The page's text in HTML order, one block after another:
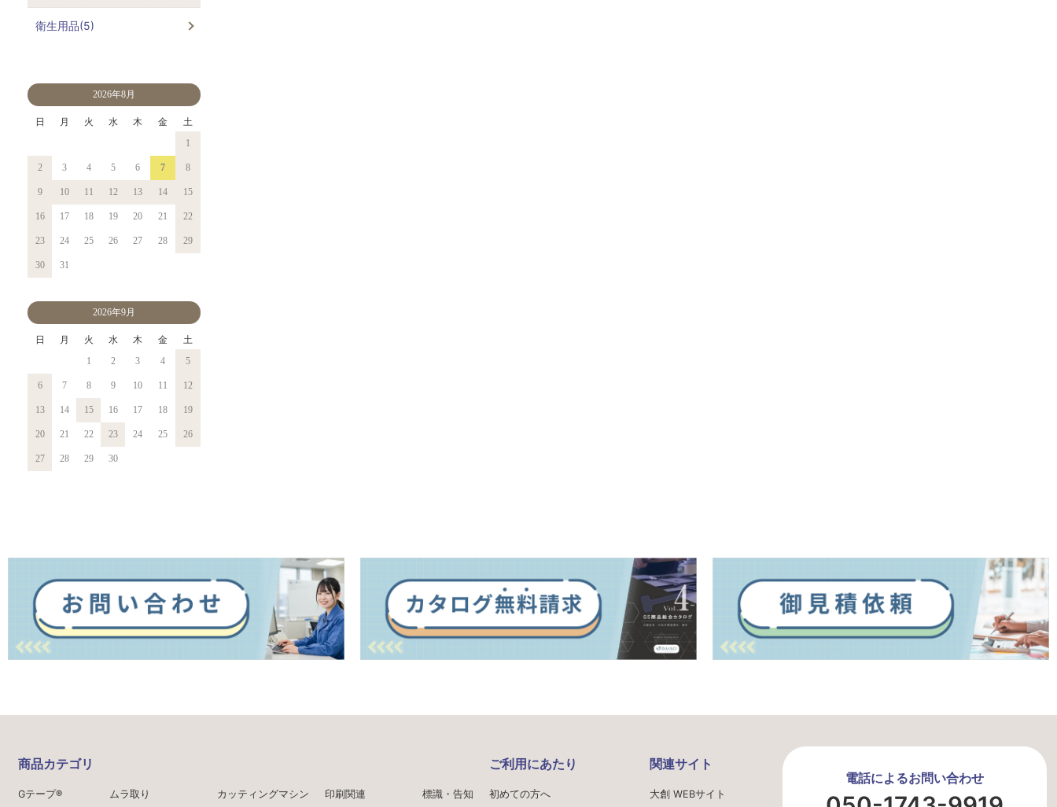
衛生用品(5)
2026年8月
日 月 火 水 木 金
土
1
2 3 4 5 6 7 8
9 10 11 12 13 14 15
16 17 18 19 20 21 22
23 24 25 26 27 28 29
30 31
2026年9月
日 月 火 水 木 金
土
1
2 3 4 5
6 7 8 9 10 11 12
13 14 15 16 17 18 19
20 21 22 23 24 25 26
27 28 29 30
商品カテゴリ
Gテープ® ムラ取り カッティングマシン 印刷関連 標識・告知
ご利用にあたり
初めての方へ
関連サイト
大創 WEBサイト
電話によるお問い合わせ